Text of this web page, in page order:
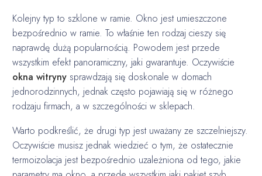
Kolejny typ to szklone w ramie. Okno jest umieszczone
bezpośrednio w ramie. To właśnie ten rodzaj cieszy się
naprawdę dużą popularnością. Powodem jest przede
wszystkim efekt panoramiczny, jaki gwarantuje. Oczywiście
okna witrynysprawdzają się doskonale w domach
jednorodzinnych, jednak często pojawiają się w różnego
rodzaju firmach, a w szczególności w sklepach.
Warto podkreślić, że drugi typ jest uważany ze szczelniejszy.
Oczywiście musisz jednak wiedzieć o tym, że ostatecznie
termoizolacja jest bezpośrednio uzależniona od tego, jakie